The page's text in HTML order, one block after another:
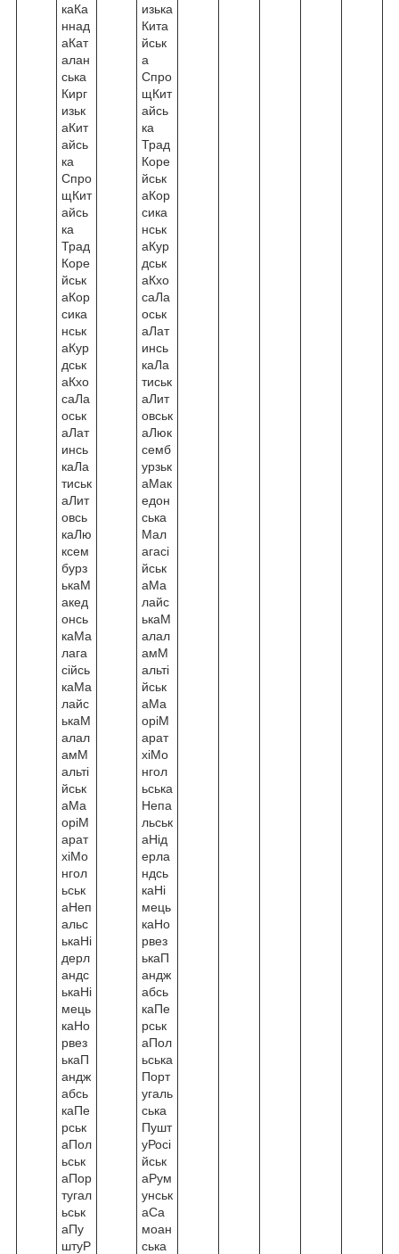
каКа
ннад
аКат
алан
ська
Кирг
изьк
аКит
айсь
ка
Спро
щКит
айсь
ка
Трад
Коре
йськ
аКор
сика
нськ
аКур
дськ
аКхо
саЛа
оськ
аЛат
инсь
каЛа
тиськ
аЛит
овсь
каЛю
ксем
бурз
ькаМ
акед
онсь
каМа
лага
сійсь
каМа
лайс
ькаМ
алал
амМ
альті
йськ
аМа
оріМ
арат
хіМо
нгол
ьськ
аНеп
альс
ькаНі
дерл
андс
ькаНі
мець
каНо
рвез
ькаП
андж
абсь
каПе
рськ
аПол
ьськ
аПор
тугал
ьськ
аПу
штуР
изька
Кита
йськ
а
Спро
щКит
айсь
ка
Трад
Коре
йськ
аКор
сика
нськ
аКур
дськ
аКхо
саЛа
оськ
аЛат
инсь
каЛа
тиськ
аЛит
овськ
аЛюк
семб
урзьк
аМак
едон
ська
Мал
агасі
йськ
аМа
лайс
ькаМ
алал
амМ
альті
йськ
аМа
оріМ
арат
хіМо
нгол
ьська
Непа
льськ
аНід
ерла
ндсь
каНі
мець
каНо
рвез
ькаП
андж
абсь
каПе
рськ
аПол
ьська
Порт
угаль
ська
Пушт
уРосі
йськ
аРум
унськ
аСа
моан
ська